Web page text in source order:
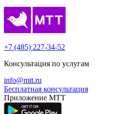
+7 (485) 227-34-52
Консультация по услугам
info@mtt.ru
Бесплатная консультация
Приложение МТТ